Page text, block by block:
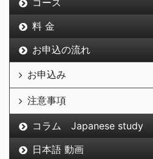
コース
料 金
お申込の流れ
お申込み
注意事項
コラム Japanese study
日本語 動画